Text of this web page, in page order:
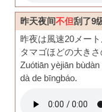
昨天夜间不但刮了9
昨夜は風速20メー
タマゴほどの大きさ
Zuótiān yèjiān
dà de bīngbáo.